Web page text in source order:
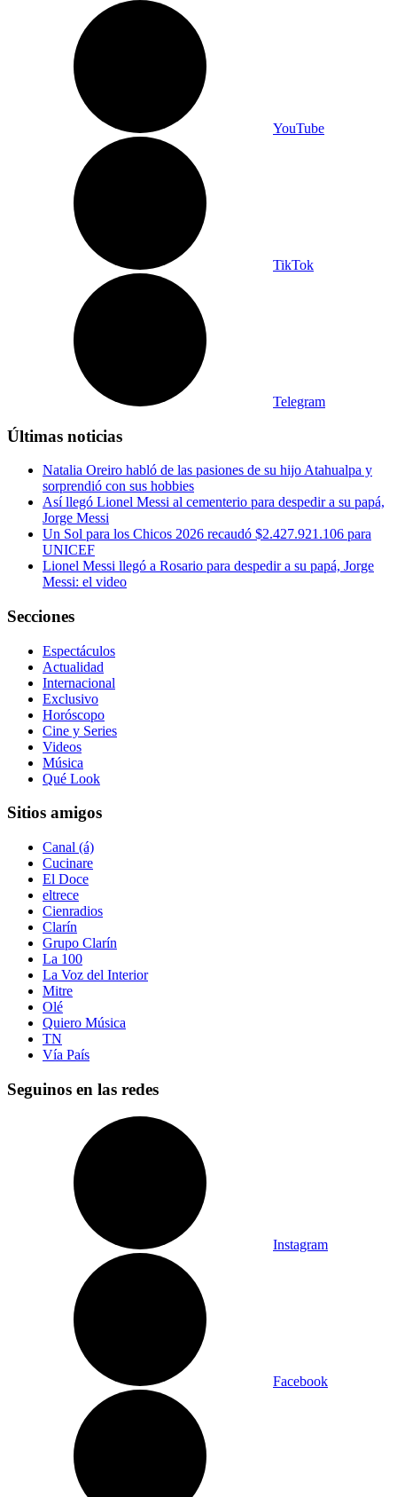
YouTube
TikTok
Telegram
Últimas noticias
Natalia Oreiro habló de las pasiones de su hijo Atahualpa y
sorprendió con sus hobbies
Así llegó Lionel Messi al cementerio para despedir a su papá,
Jorge Messi
Un Sol para los Chicos 2026 recaudó $2.427.921.106 para
UNICEF
Lionel Messi llegó a Rosario para despedir a su papá, Jorge
Messi: el video
Secciones
Espectáculos
Actualidad
Internacional
Exclusivo
Horóscopo
Cine y Series
Videos
Música
Qué Look
Sitios amigos
Canal (á)
Cucinare
El Doce
eltrece
Cienradios
Clarín
Grupo Clarín
La 100
La Voz del Interior
Mitre
Olé
Quiero Música
TN
Vía País
Seguinos en las redes
Instagram
Facebook